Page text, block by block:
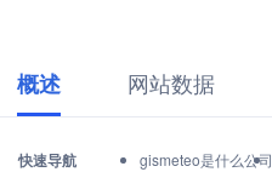
概述 网站数据
快速导航 gismeteo是什么公司